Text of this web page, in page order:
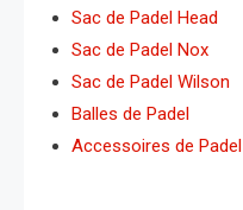
Sac de Padel Head
Sac de Padel Nox
Sac de Padel Wilson
Balles de Padel
Accessoires de Padel